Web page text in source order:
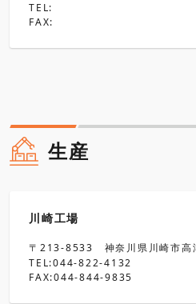
TEL:
FAX:
生産
川崎工場
〒213-8533 神奈川県川崎市高
TEL:044-822-4132
FAX:044-844-9835